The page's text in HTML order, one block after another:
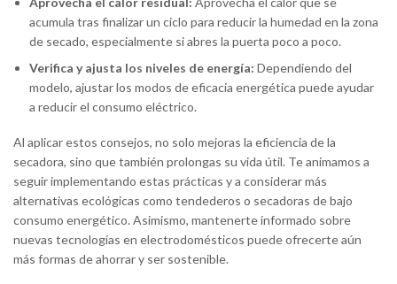
acumula tras finalizar un ciclo para reducir la humedad en la zona
de secado, especialmente si abres la puerta poco a poco.
Verifica y ajusta los niveles de energía: Dependiendo del
modelo, ajustar los modos de eficacia energética puede ayudar
a reducir el consumo eléctrico.
Al aplicar estos consejos, no solo mejoras la eficiencia de la
secadora, sino que también prolongas su vida útil. Te animamos a
seguir implementando estas prácticas y a considerar más
alternativas ecológicas como tendederos o secadoras de bajo
consumo energético. Asimismo, mantenerte informado sobre
nuevas tecnologías en electrodomésticos puede ofrecerte aún
más formas de ahorrar y ser sostenible.